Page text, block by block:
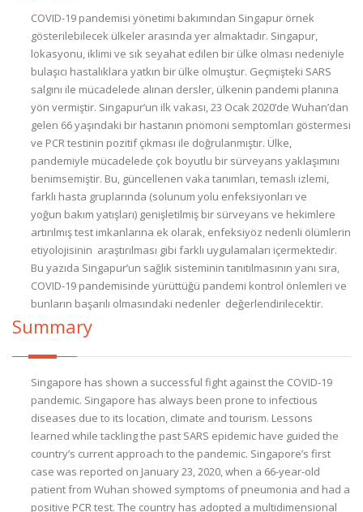
COVID-19 pandemisi yönetimi bakımından Singapur örnek
gösterilebilecek ülkeler arasında yer almaktadır. Singapur,
lokasyonu, iklimi ve sık seyahat edilen bir ülke olması nedeniyle
bulaşıcı hastalıklara yatkın bir ülke olmuştur. Geçmişteki SARS
salgını ile mücadelede alınan dersler, ülkenin pandemi planına
yön vermiştir. Singapur’un ilk vakası, 23 Ocak 2020’de Wuhan’dan
gelen 66 yaşındaki bir hastanın pnömoni semptomları göstermesi
ve PCR testinin pozitif çıkması ile doğrulanmıştır. Ülke,
pandemiyle mücadelede çok boyutlu bir sürveyans yaklaşımını
benimsemiştir. Bu, güncellenen vaka tanımları, temaslı izlemi,
farklı hasta gruplarında (solunum yolu enfeksiyonları ve
yoğun bakım yatışları) genişletilmiş bir sürveyans ve hekimlere
artırılmış test imkanlarına ek olarak, enfeksiyöz nedenli ölümlerin
etiyolojisinin araştırılması gibi farklı uygulamaları içermektedir.
Bu yazıda Singapur’un sağlık sisteminin tanıtılmasının yanı sıra,
COVID-19 pandemisinde yürüttüğü pandemi kontrol önlemleri ve
bunların başarılı olmasındaki nedenler değerlendirilecektir.
Summary
Singapore has shown a successful fight against the COVID-19
pandemic. Singapore has always been prone to infectious
diseases due to its location, climate and tourism. Lessons
learned while tackling the past SARS epidemic have guided the
country’s current approach to the pandemic. Singapore’s first
case was reported on January 23, 2020, when a 66-year-old
patient from Wuhan showed symptoms of pneumonia and had a
positive PCR test. The country has adopted a multidimensional